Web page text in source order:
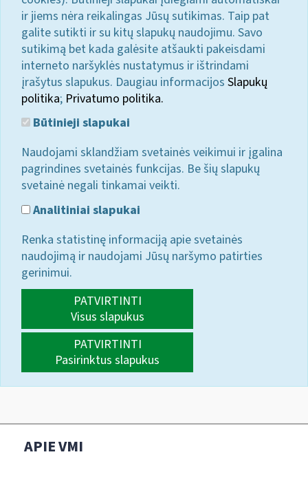
ir jiems nėra reikalingas Jūsų sutikimas. Taip pat
galite sutikti ir su kitų slapukų naudojimu. Savo
sutikimą bet kada galėsite atšaukti pakeisdami
interneto naršyklės nustatymus ir ištrindami
įrašytus slapukus. Daugiau informacijos Slapukų
politika; Privatumo politika.
Būtinieji slapukai
Naudojami sklandžiam svetainės veikimui ir įgalina
pagrindines svetainės funkcijas. Be šių slapukų
svetainė negali tinkamai veikti.
Analitiniai slapukai
Renka statistinę informaciją apie svetainės
naudojimą ir naudojami Jūsų naršymo patirties
gerinimui.
PATVIRTINTI
Visus slapukus
PATVIRTINTI
Pasirinktus slapukus
APIE VMI